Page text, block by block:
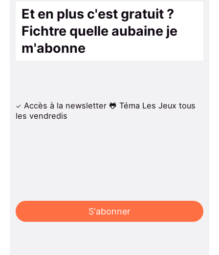
Et en plus c'est gratuit ?
Fichtre quelle aubaine je
m'abonne
Accès à la newsletter 🐸 Téma Les Jeux tous
les vendredis
S'abonner